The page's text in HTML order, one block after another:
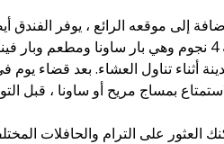
إلى موقعه الرائع ، يوفر
فئة 4 نجوم وهي بار ساونا ومطعم
أثناء تناول العشاء. بعد قضاء
بمساج مريح أو ساونا ، قبل
العثور على الترام والحافلات